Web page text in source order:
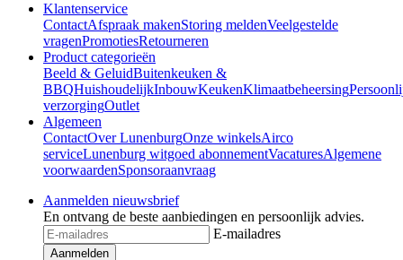
Klantenservice
ContactAfspraak makenStoring meldenVeelgestelde
vragenPromotiesRetourneren
Product categorieën
Beeld & GeluidBuitenkeuken &
BBQHuishoudelijkInbouwKeukenKlimaatbeheersing
verzorgingOutlet
Algemeen
ContactOver LunenburgOnze winkelsAirco
serviceLunenburg witgoed abonnementVacaturesAlgemene
voorwaardenSponsoraanvraag
Aanmelden nieuwsbrief
En ontvang de beste aanbiedingen en persoonlijk advies.
E-mailadres
Aanmelden